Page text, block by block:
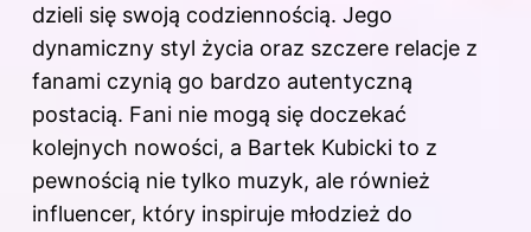
dzieli się swoją codziennością. Jego
dynamiczny styl życia oraz szczere relacje z
fanami czynią go bardzo autentyczną
postacią. Fani nie mogą się doczekać
kolejnych nowości, a Bartek Kubicki to z
pewnością nie tylko muzyk, ale również
influencer, który inspiruje młodzież do